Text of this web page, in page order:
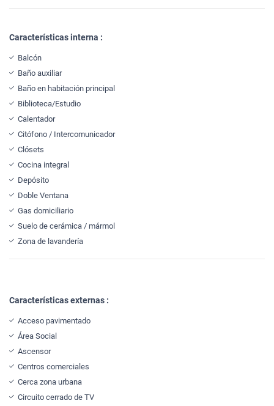
Características interna :
Balcón
Baño auxiliar
Baño en habitación principal
Biblioteca/Estudio
Calentador
Citófono / Intercomunicador
Clósets
Cocina integral
Depósito
Doble Ventana
Gas domiciliario
Suelo de cerámica / mármol
Zona de lavandería
Características externas :
Acceso pavimentado
Área Social
Ascensor
Centros comerciales
Cerca zona urbana
Circuito cerrado de TV